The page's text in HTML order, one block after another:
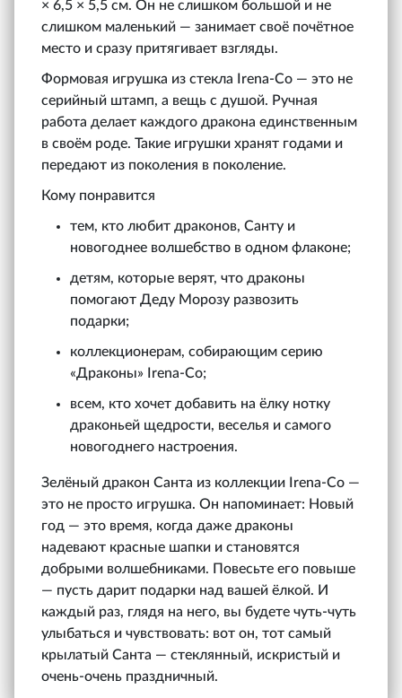
× 6,5 × 5,5 см. Он не слишком большой и не
слишком маленький — занимает своё почётное
место и сразу притягивает взгляды.
Формовая игрушка из стекла Irena‑Co — это не
серийный штамп, а вещь с душой. Ручная
работа делает каждого дракона единственным
в своём роде. Такие игрушки хранят годами и
передают из поколения в поколение.
Кому понравится
тем, кто любит драконов, Санту и
новогоднее волшебство в одном флаконе;
детям, которые верят, что драконы
помогают Деду Морозу развозить
подарки;
коллекционерам, собирающим серию
«Драконы» Irena‑Co;
всем, кто хочет добавить на ёлку нотку
драконьей щедрости, веселья и самого
новогоднего настроения.
Зелёный дракон Санта из коллекции Irena‑Co —
это не просто игрушка. Он напоминает: Новый
год — это время, когда даже драконы
надевают красные шапки и становятся
добрыми волшебниками. Повесьте его повыше
— пусть дарит подарки над вашей ёлкой. И
каждый раз, глядя на него, вы будете чуть-чуть
улыбаться и чувствовать: вот он, тот самый
крылатый Санта — стеклянный, искристый и
очень-очень праздничный.